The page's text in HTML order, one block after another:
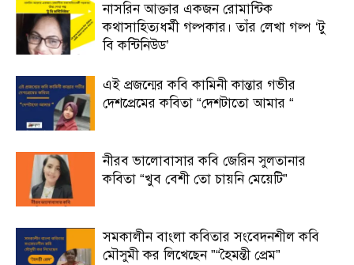
নাসরিন আক্তার একজন রোমান্টিক
কথাসাহিত্যধর্মী গল্পকার। তাঁর লেখা গল্প ‘টু
বি কন্টিনিউড’
এই প্রজন্মের কবি কামিনী কান্তার গভীর
দেশপ্রেমের কবিতা “দেশটাতো আমার “
নীরব ভালোবাসার কবি জেরিন সুলতানার
কবিতা “খুব বেশী তো চায়নি মেয়েটি”
সমকালীন বাংলা কবিতার সংবেদনশীল কবি
মৌসুমী কর লিখেছেন ”“হৈমন্তী প্রেম”